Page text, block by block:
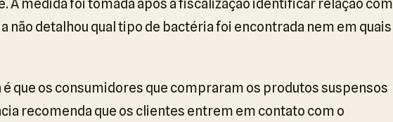
A medida foi tomada após a fiscalização identificar relação com
não detalhou qual tipo de bactéria foi encontrada nem em quais
é que os consumidores que compraram os produtos suspensos
recomenda que os clientes entrem em contato com o